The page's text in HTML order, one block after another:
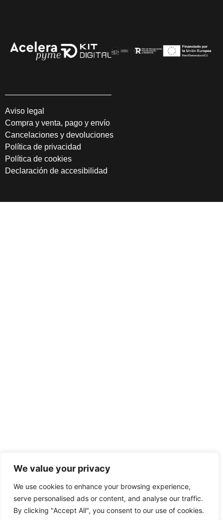
We value your privacy
We use cookies to enhance your browsing experience,
serve personalised ads or content, and analyse our traffic.
By clicking "Accept All", you consent to our use of cookies.
Aviso legal
Compra y venta, pago y envío
Cancelaciones y devoluciones
Política de privacidad
Política de cookies
Declaración de accesibilidad